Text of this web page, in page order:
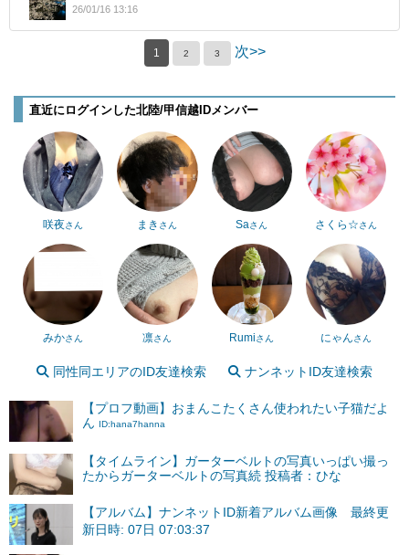
26/01/16 13:16
1 2 3 次>>
直近にログインした北陸/甲信越IDメンバー
咲夜さん まき さん Saさん さくら☆さん
みかさん 凛さん Rumiさん にゃんさん
同性同エリアのID友達検索 ナンネットID友達検索
【プロフ動画】おまんこたくさん使われたい子猫だよ
ん ID:hana7hanna
【タイムライン】ガーターベルトの写真いっぱい撮っ
たからガーターベルトの写真続 投稿者：ひな
【アルバム】ナンネットID新着アルバム画像 最終更
新日時: 07日 07:03:37